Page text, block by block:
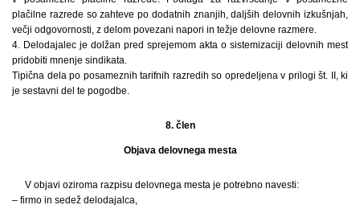
plačilne razrede so zahteve po dodatnih znanjih, daljših delovnih izkušnjah,
večji odgovornosti, z delom povezani napori in težje delovne razmere.
4. Delodajalec je dolžan pred sprejemom akta o sistemizaciji delovnih mest
pridobiti mnenje sindikata.
Tipična dela po posameznih tarifnih razredih so opredeljena v prilogi št. II, ki
je sestavni del te pogodbe.
8. člen
Objava delovnega mesta
V objavi oziroma razpisu delovnega mesta je potrebno navesti:
– firmo in sedež delodajalca,